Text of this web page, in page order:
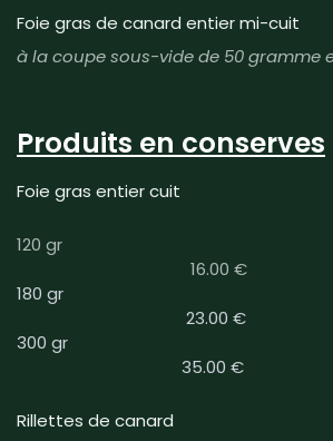
Foie gras de canard entier mi-cuit
à la coupe sous-vide de 50 gramme
Produits en conserves
Foie gras
120
16.00 €
180
23.00 €
300
35.00 €
Rillettes de canard